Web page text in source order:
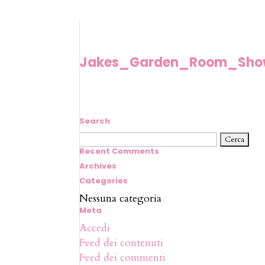
Search
Ricerca
per:
Recent Comments
Archives
Categories
Nessuna categoria
Meta
Accedi
Feed dei contenuti
Feed dei commenti